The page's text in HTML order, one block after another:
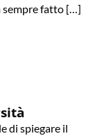
sempre fatto […]
di spiegare il